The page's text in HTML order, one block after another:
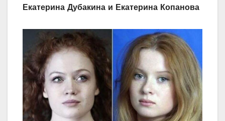
Екатерина Дубакина и Екатерина Копанова